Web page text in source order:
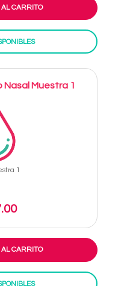
CARRITO
Nasal Muestra 1
1
CARRITO